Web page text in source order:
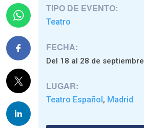
TIPO DE EVENTO:
Teatro
FECHA:
Del 18 al 28 de
LUGAR:
Teatro Español, Madrid